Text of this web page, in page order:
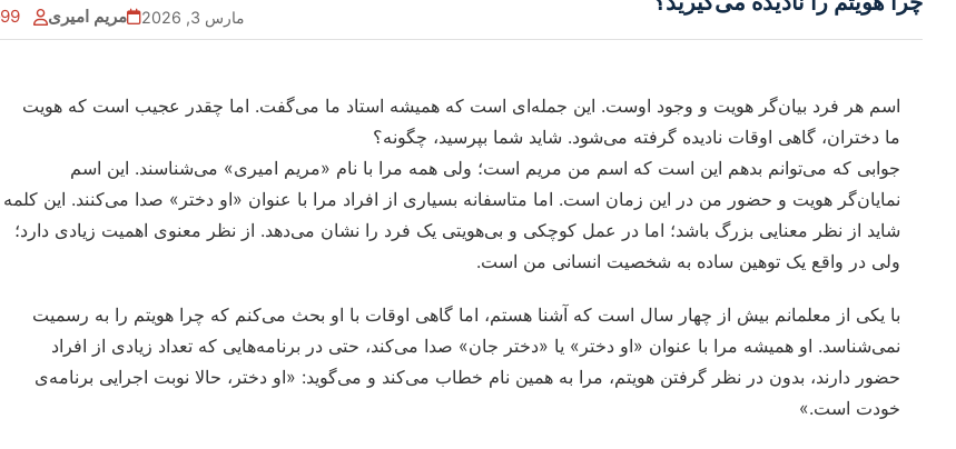
99 مریم امیری مارس 3, 2026
اسم هر فرد بیان‌گر هویت و وجود اوست. این جمله‌ای است که همیشه استاد ما می‌گفت. اما چقدر عجیب است که هویت
ما دختران، گاهی اوقات نادیده گرفته می‌شود. شاید شما بپرسید، چگونه؟
جوابی که می‌توانم بدهم این است که اسم من مریم است؛ ولی همه مرا با نام «مریم امیری» می‌شناسند. این اسم
نمایان‌گر هویت و حضور من در این زمان است. اما متاسفانه بسیاری از افراد مرا با عنوان «او دختر» صدا می‌کنند. این کلمه
شاید از نظر معنایی بزرگ باشد؛ اما در عمل کوچکی و بی‌هویتی یک فرد را نشان می‌دهد. از نظر معنوی اهمیت زیادی دارد؛
ولی در واقع یک توهین ساده به شخصیت انسانی من است.
با یکی از معلمانم بیش از چهار سال است که آشنا هستم، اما گاهی اوقات با او بحث می‌کنم که چرا هویتم را به رسمیت
نمی‌شناسد. او همیشه مرا با عنوان «او دختر» یا «دختر جان» صدا می‌کند، حتی در برنامه‌هایی که تعداد زیادی از افراد
حضور دارند، بدون در نظر گرفتن هویتم، مرا به همین نام خطاب می‌کند و می‌گوید: «او دختر، حالا نوبت اجرایی برنامه‌ی
خودت است.»